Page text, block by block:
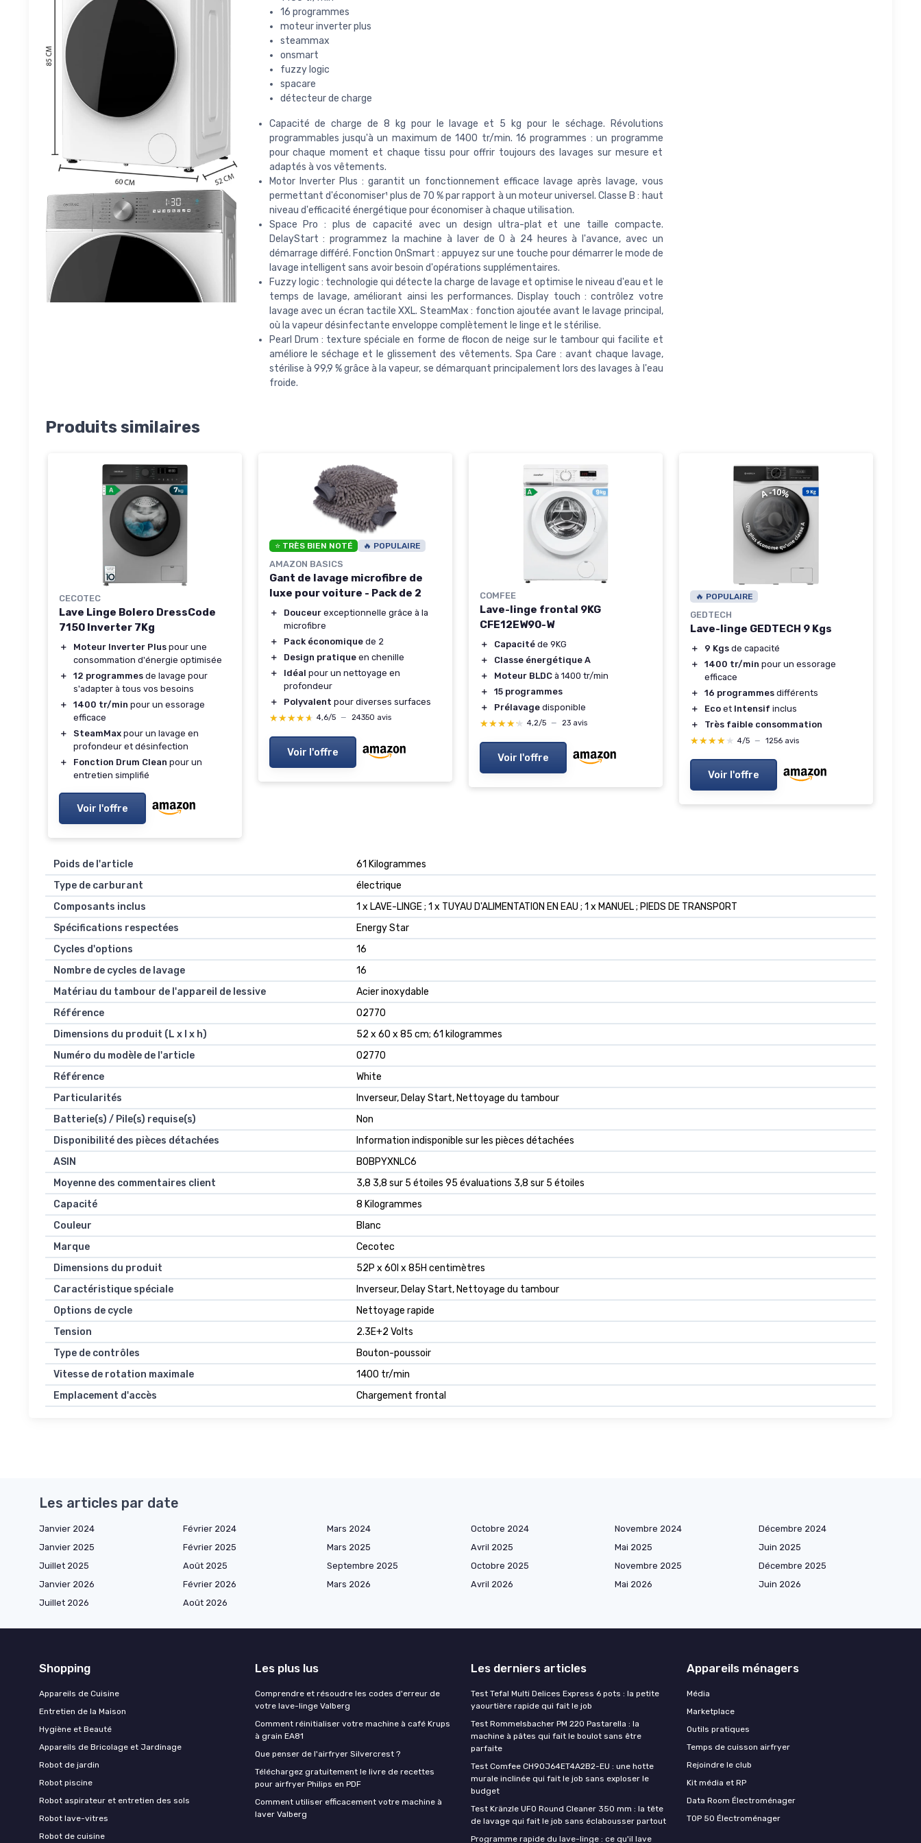
16 programmes
moteur inverter plus
steammax
onsmart
fuzzy logic
spacare
détecteur de charge
Capacité de charge de 8 kg pour le lavage et 5 kg pour le séchage. Révolutions
programmables jusqu'à un maximum de 1400 tr/min. 16 programmes : un programme
pour chaque moment et chaque tissu pour offrir toujours des lavages sur mesure et
adaptés à vos vêtements.
Motor Inverter Plus : garantit un fonctionnement efficace lavage après lavage, vous
permettant d'économiser¹ plus de 70 % par rapport à un moteur universel. Classe B : haut
niveau d'efficacité énergétique pour économiser à chaque utilisation.
Space Pro : plus de capacité avec un design ultra-plat et une taille compacte.
DelayStart : programmez la machine à laver de 0 à 24 heures à l'avance, avec un
démarrage différé. Fonction OnSmart : appuyez sur une touche pour démarrer le mode de
lavage intelligent sans avoir besoin d'opérations supplémentaires.
Fuzzy logic : technologie qui détecte la charge de lavage et optimise le niveau d'eau et le
temps de lavage, améliorant ainsi les performances. Display touch : contrôlez votre
lavage avec un écran tactile XXL. SteamMax : fonction ajoutée avant le lavage principal,
où la vapeur désinfectante enveloppe complètement le linge et le stérilise.
Pearl Drum : texture spéciale en forme de flocon de neige sur le tambour qui facilite et
améliore le séchage et le glissement des vêtements. Spa Care : avant chaque lavage,
stérilise à 99,9 % grâce à la vapeur, se démarquant principalement lors des lavages à l'eau
froide.
Produits similaires
CECOTEC
Lave Linge Bolero DressCode
7150 Inverter 7Kg
＋ Moteur Inverter Plus pour une
consommation d'énergie optimisée
＋
12 programmes de lavage pour
s'adapter à tous vos besoins
＋
1400 tr/min pour un essorage
efficace
＋
SteamMax pour un lavage en
profondeur et désinfection
＋
Fonction Drum Clean pour un
entretien simplifié
Voir l'offre
⭐ TRÈS BIEN NOTÉ 🔥 POPULAIRE
AMAZON BASICS
Gant de lavage microfibre de
luxe pour voiture - Pack de 2
＋ Douceur exceptionnelle grâce à la
microfibre
＋
Pack économique de 2
＋
Design pratique en chenille
＋
Idéal pour un nettoyage en
profondeur
＋
Polyvalent pour diverses surfaces
★★★★★
★★★★★ 4,6/5 — 24350 avis
Voir l'offre
COMFEE
Lave-linge frontal 9KG
CFE12EW90-W
＋ Capacité de 9KG
＋
Classe énergétique A
＋
Moteur BLDC à 1400 tr/min
＋
15 programmes
＋
Prélavage disponible
★★★★★
★★★★★ 4,2/5 — 23 avis
Voir l'offre
🔥 POPULAIRE
GEDTECH
Lave-linge GEDTECH 9 Kgs
＋ 9 Kgs de capacité
＋
1400 tr/min pour un essorage
efficace
＋
16 programmes différents
＋
Eco et Intensif inclus
＋
Très faible consommation
★★★★★
★★★★★ 4/5 — 1256 avis
Voir l'offre
Poids de l'article
‎61 Kilogrammes
Type de carburant
‎électrique
Composants inclus
‎1 x LAVE-LINGE ; 1 x TUYAU D'ALIMENTATION EN EAU ; 1 x MANUEL ; PIEDS DE TRANSPORT
Spécifications respectées
‎Energy Star
Cycles d'options
‎16
Nombre de cycles de lavage
‎16
Matériau du tambour de l'appareil de lessive
‎Acier inoxydable
Référence
‎02770
Dimensions du produit (L x l x h)
‎52 x 60 x 85 cm; 61 kilogrammes
Numéro du modèle de l'article
‎02770
Référence
‎White
Particularités
‎Inverseur, Delay Start, Nettoyage du tambour
Batterie(s) / Pile(s) requise(s)
‎Non
Disponibilité des pièces détachées
‎Information indisponible sur les pièces détachées
ASIN
B0BPYXNLC6
Moyenne des commentaires client
3,8 3,8 sur 5 étoiles 95 évaluations 3,8 sur 5 étoiles
Capacité
8 Kilogrammes
Couleur
Blanc
Marque
Cecotec
Dimensions du produit
52P x 60l x 85H centimètres
Caractéristique spéciale
Inverseur, Delay Start, Nettoyage du tambour
Options de cycle
Nettoyage rapide
Tension
2.3E+2 Volts
Type de contrôles
Bouton-poussoir
Vitesse de rotation maximale
1400 tr/min
Emplacement d'accès
Chargement frontal
Les articles par date
Janvier 2024 Février 2024 Mars 2024 Octobre 2024 Novembre 2024
Décembre 2024
Janvier 2025
Février 2025 Mars 2025 Avril 2025 Mai 2025
Juin 2025
Juillet 2025
Août 2025 Septembre 2025 Octobre 2025 Novembre 2025
Décembre 2025
Janvier 2026
Février 2026 Mars 2026 Avril 2026 Mai 2026
Juin 2026
Juillet 2026
Août 2026
Shopping
Appareils de Cuisine
Entretien de la Maison
Hygiène et Beauté
Appareils de Bricolage et Jardinage
Robot de jardin
Robot piscine
Robot aspirateur et entretien des sols
Robot lave-vitres
Robot de cuisine
Les plus lus
Comprendre et résoudre les codes d'erreur de
votre lave-linge Valberg
Comment réinitialiser votre machine à café Krups
à grain EA81
Que penser de l'airfryer Silvercrest ?
Téléchargez gratuitement le livre de recettes
pour airfryer Philips en PDF
Comment utiliser efficacement votre machine à
laver Valberg
Les derniers articles
Test Tefal Multi Delices Express 6 pots : la petite
yaourtière rapide qui fait le job
Test Rommelsbacher PM 220 Pastarella : la
machine à pâtes qui fait le boulot sans être
parfaite
Test Comfee CH90J64ET4A2B2-EU : une hotte
murale inclinée qui fait le job sans exploser le
budget
Test Kränzle UFO Round Cleaner 350 mm : la tête
de lavage qui fait le job sans éclabousser partout
Programme rapide du lave-linge : ce qu'il lave
Appareils ménagers
Média
Marketplace
Outils pratiques
Temps de cuisson airfryer
Rejoindre le club
Kit média et RP
Data Room Électroménager
TOP 50 Électroménager